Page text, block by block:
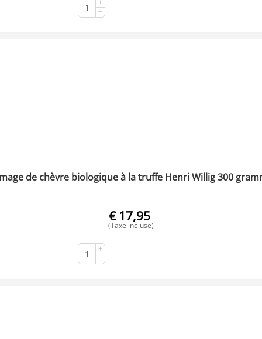
+
−
de chèvre biologique à la truffe Henri Willig 300
€ 17,95
(Taxe incluse)
+
−